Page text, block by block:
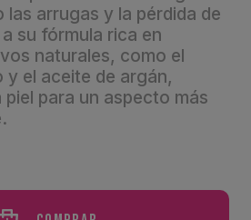
las arrugas y la pérdida de
su fórmula rica en
naturales, como el
y el aceite de argán,
para un aspecto más